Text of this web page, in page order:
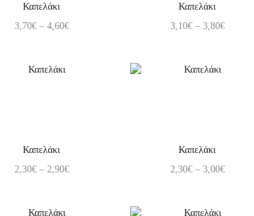
Καπελάκι
3,70€ – 4,60€
Καπελάκι
3,10€ – 3,80€
Καπελάκι
2,30€ – 2,90€
Καπελάκι
2,30€ – 3,00€